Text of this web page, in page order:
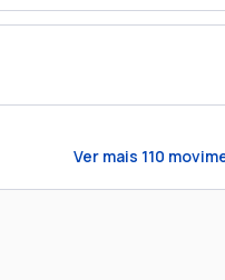
Ver mais 110